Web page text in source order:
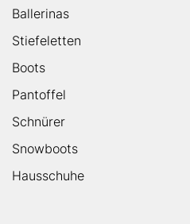
Ballerinas
Stiefeletten
Boots
Pantoffel
Schnürer
Snowboots
Hausschuhe